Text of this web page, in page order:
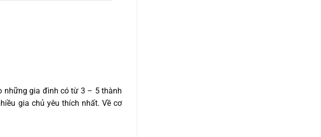
những gia đình có từ 3 – 5 thành
gia chủ yêu thích nhất. Về cơ